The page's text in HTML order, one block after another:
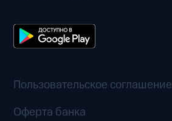
Пользовательское соглашение
Оферта банка